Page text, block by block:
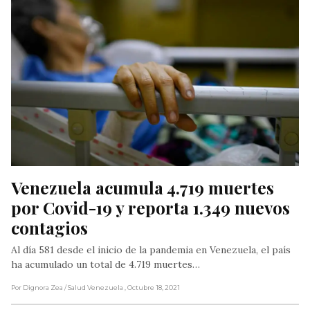
Venezuela acumula 4.719 muertes
por Covid-19 y reporta 1.349 nuevos
contagios
Al día 581 desde el inicio de la pandemia en Venezuela, el país
ha acumulado un total de 4.719 muertes…
Por Dignora Zea / Salud Venezuela , Octubre 18, 2021